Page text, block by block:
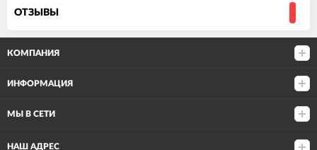
ОТЗЫВЫ
КОМПАНИЯ
ИНФОРМАЦИЯ
МЫ В СЕТИ
НАШ АДРЕС